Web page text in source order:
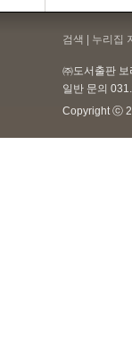
검색 | 누리집
㈜도서출판
일반 문의
Copyright ⓒ